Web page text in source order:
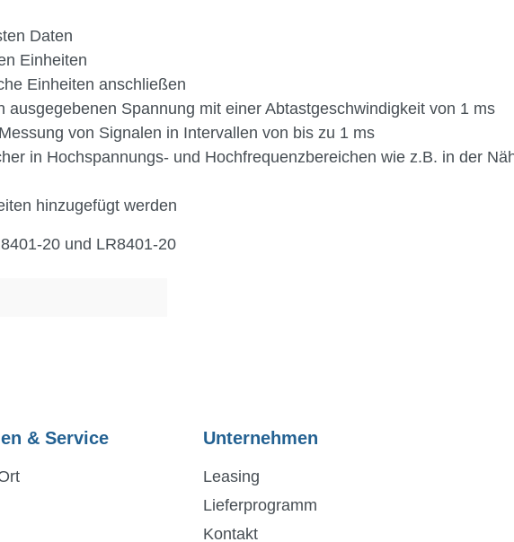
Daten
Einheiten
Einheiten anschließen
Spannung mit einer Abtastgeschwindigkeit von 1 ms
von Signalen in Intervallen von bis zu 1 ms
in Hochspannungs- und Hochfrequenzbereichen wie z.B. in der
hinzugefügt werden
20 und LR8401-20
& Service Unternehmen
Leasing
Lieferprogramm
Kontakt